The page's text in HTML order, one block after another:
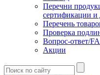
Перечни
сертификации
Перечень
Проверка
Вопрос-ответ/
Акции